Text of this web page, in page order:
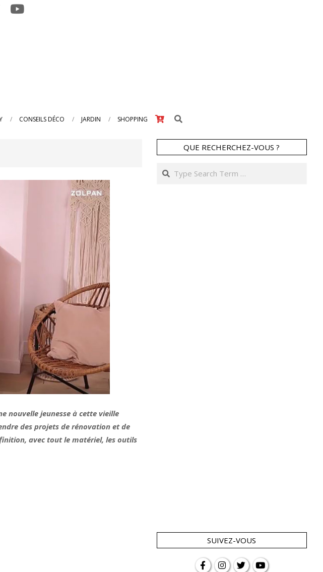
CONSEILS DÉCO JARDIN SHOPPING Search
nouvelle jeunesse à cette vieille
des projets de rénovation et de
avec tout le matériel, les outils
QUE RECHERCHEZ-VOUS ?
Search
SUIVEZ-VOUS